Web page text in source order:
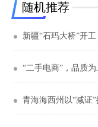
随机推荐
“二手电商”，品质为
青海海西州以“减证